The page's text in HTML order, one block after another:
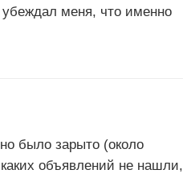
меня, что именно
было зарыто (около
объявлений не нашли,